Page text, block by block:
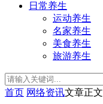
日常养生
运动养生
名家养生
美食养生
旅游养生
首页 网络资讯文章正文